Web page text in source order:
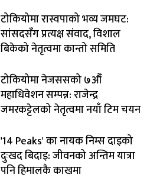
टोकियोमा रास्वपाको भव्य जमघट:
सांसदसँग प्रत्यक्ष संवाद, विशाल
बिकेको नेतृत्वमा कान्तो समिति
टोकियोमा नेजससको ७औँ
महाधिवेशन सम्पन्न: राजेन्द्र
जमरकट्टेलको नेतृत्वमा नयाँ टिम चयन
'14 Peaks' का नायक निम्स दाइको
दुःखद बिदाइ: जीवनको अन्तिम यात्रा
पनि हिमालकै काखमा